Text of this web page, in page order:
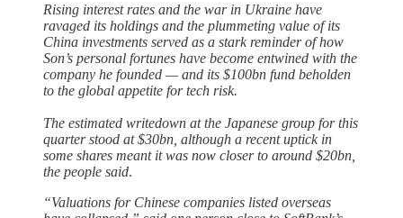
Rising interest rates and the war in Ukraine have
ravaged its holdings and the plummeting value of its
China investments served as a stark reminder of how
Son’s personal fortunes have become entwined with the
company he founded — and its $100bn fund beholden
to the global appetite for tech risk.
The estimated writedown at the Japanese group for this
quarter stood at $30bn, although a recent uptick in
some shares meant it was now closer to around $20bn,
the people said.
“Valuations for Chinese companies listed overseas